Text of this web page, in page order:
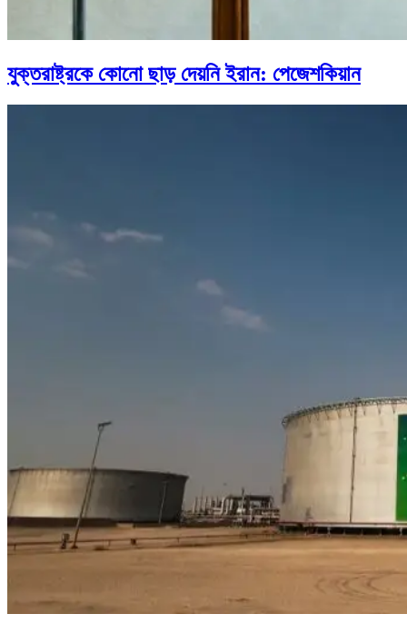
যুক্তরাষ্ট্রকে কোনো ছাড় দেয়নি ইরান: পেজেশকিয়ান